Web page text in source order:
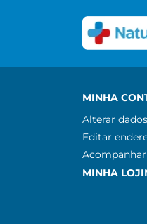
MINHA
Alterar
Editar
MINHA